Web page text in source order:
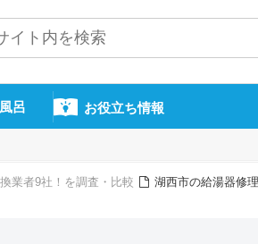
呂 お役立ち情報
業者9社！を調査・比較
湖西市の給湯器修